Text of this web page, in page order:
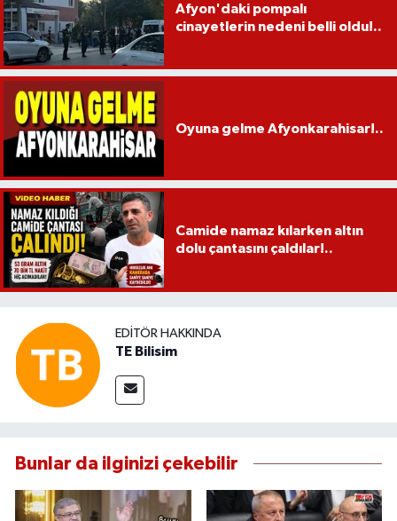
Afyon'daki pompalı
cinayetlerin nedeni belli oldu!..
Oyuna gelme Afyonkarahisar!..
Camide namaz kılarken altın
dolu çantasını çaldılar!..
EDITÖR HAKKINDA
TE Bilisim
Bunlar da ilginizi çekebilir